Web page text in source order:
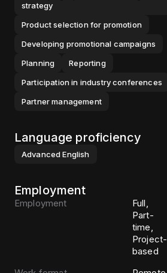
strategy
Product selection for promotion
Developing promotional campaigns
Planning
Reporting
Participation in industry conferences
Partner management
Language proficiency
Advanced English
Employment
Employment
Full,
Part-
time,
Project-
based